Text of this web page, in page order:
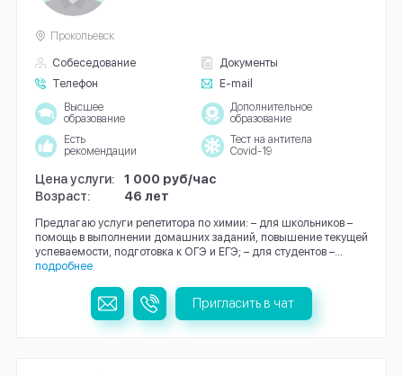
Собеседование
Документы
Телефон
E-mail
Прокопьевск
Высшее
образование
Дополнительное
образование
Есть
рекомендации
Тест на антитела
Covid-19
Цена услуги:
1 000 руб/час
Возраст:
46 лет
Предлагаю услуги репетитора по химии: – для школьников –
помощь в выполнении домашних заданий, повышение текущей
успеваемости, подготовка к ОГЭ и ЕГЭ; – для студентов –...
подробнее
Пригласить в чат